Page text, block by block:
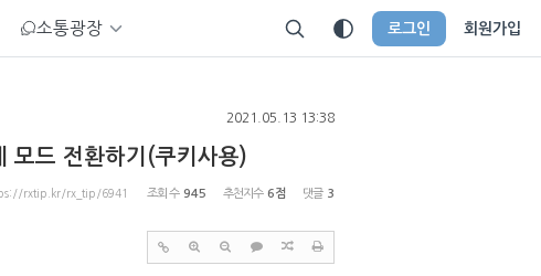
소통광장 로그인 회원가입
2021.05.13 13:38
모드 전환하기(쿠키사용)
rxtip.kr/rx_tip/6941 조회 수 945 추천지수 6점 댓글 3